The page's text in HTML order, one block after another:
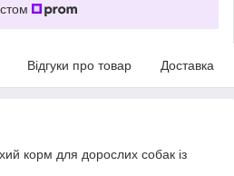
Відгуки про товар Доставка
корм для дорослих собак із